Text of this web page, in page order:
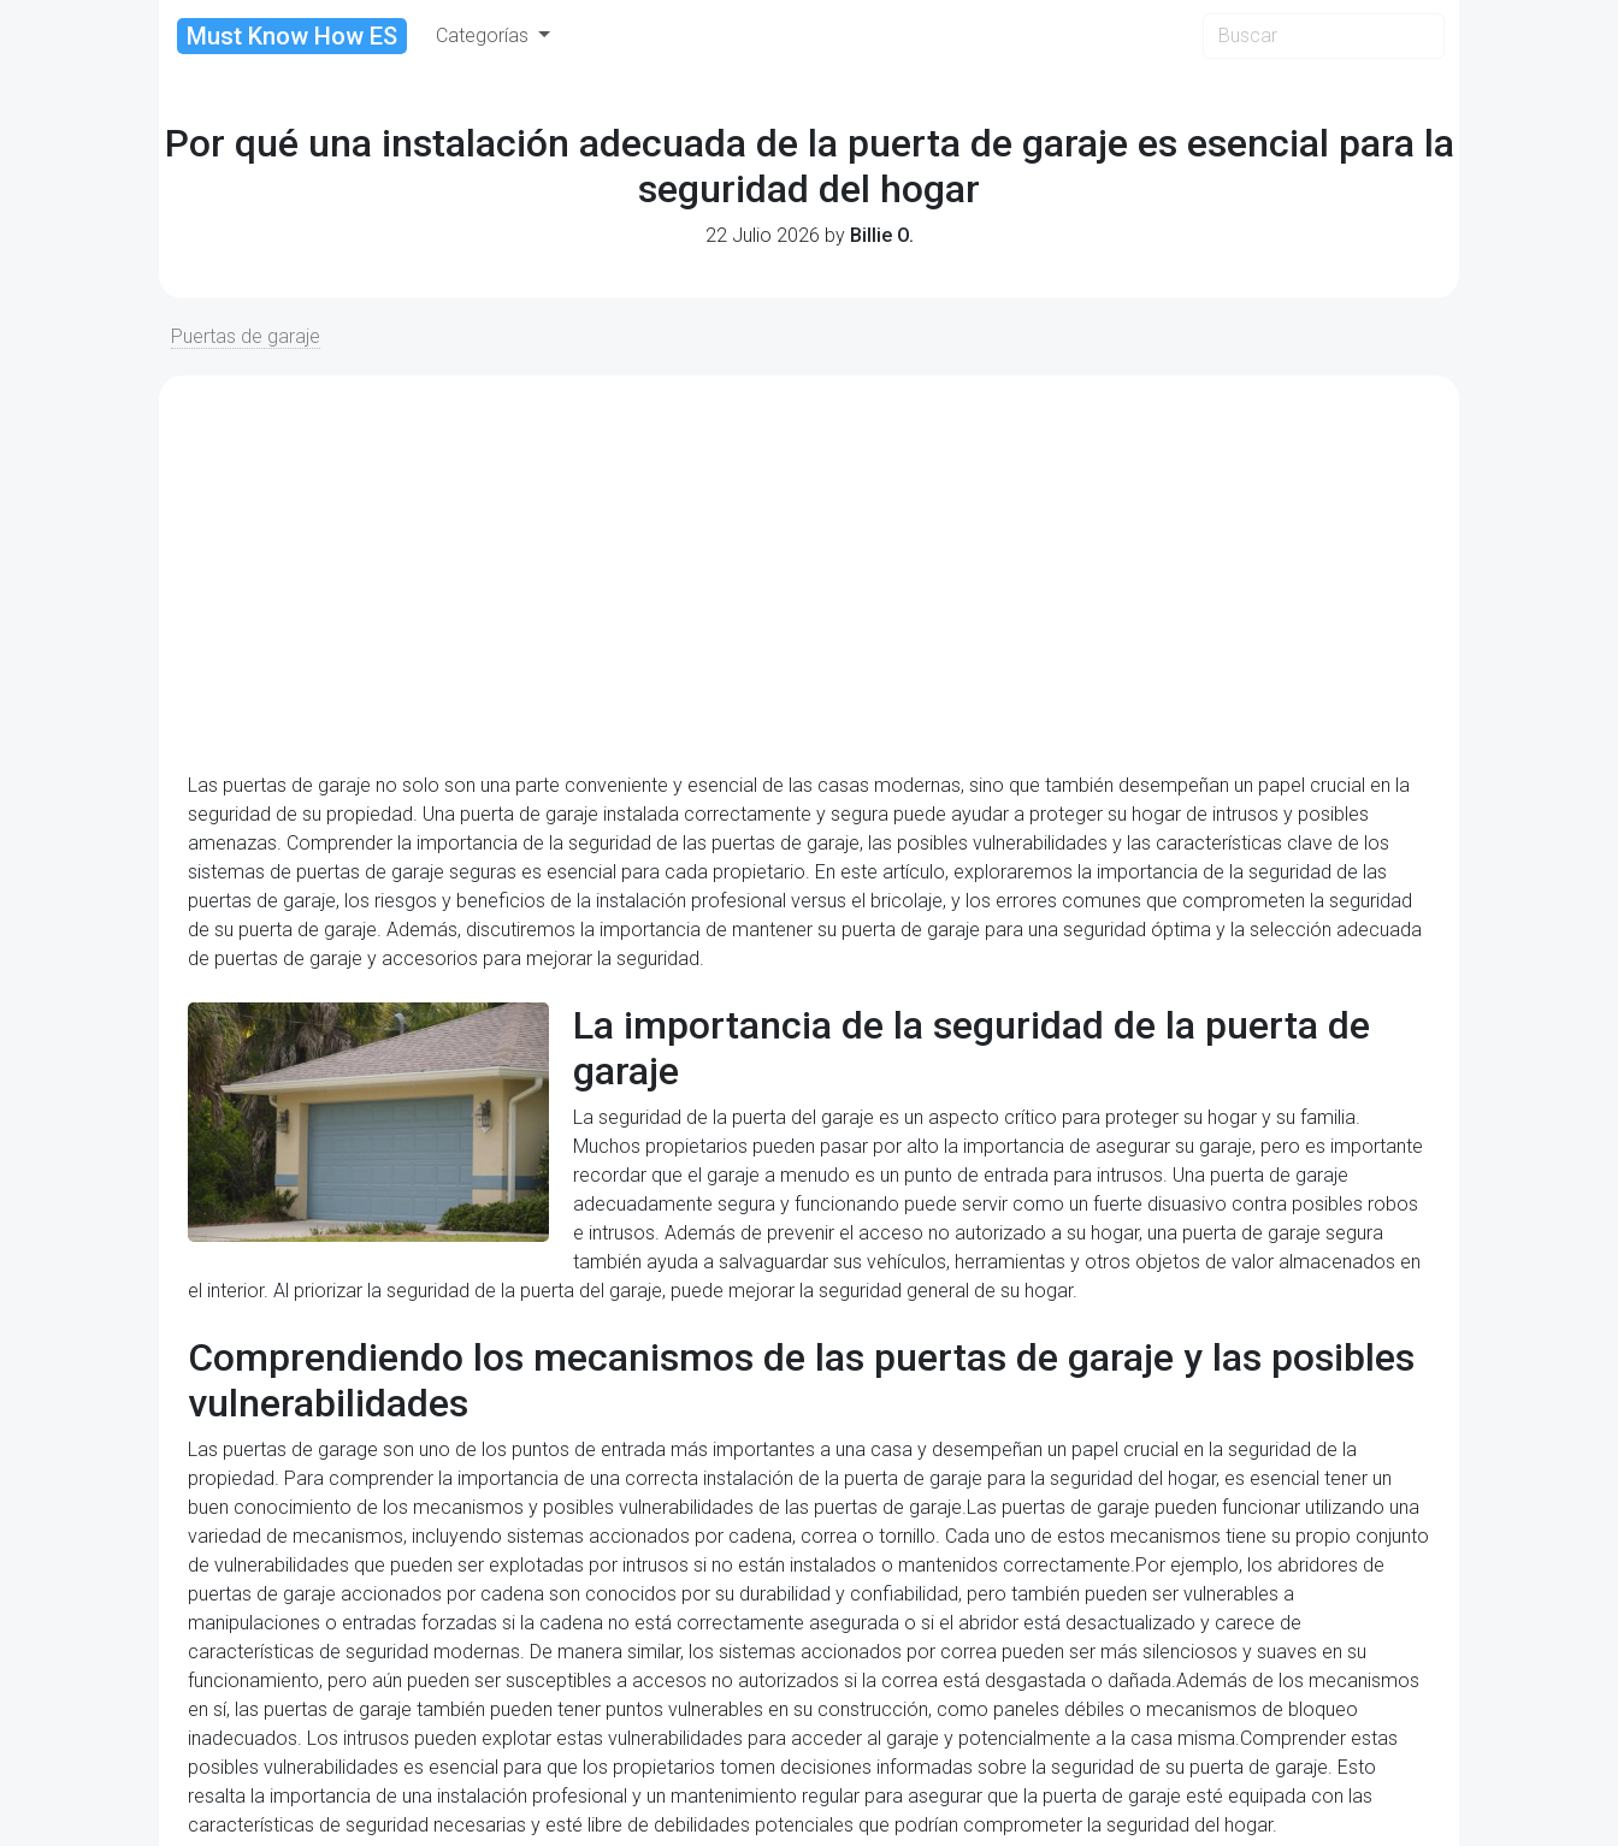
Must Know How ES Categorías
Por qué una instalación adecuada de la puerta de garaje es esencial para la
seguridad del hogar
22 Julio 2026 by Billie O.
Puertas de garaje
Las puertas de garaje no solo son una parte conveniente y esencial de las casas modernas, sino que también desempeñan un papel crucial en la
seguridad de su propiedad. Una puerta de garaje instalada correctamente y segura puede ayudar a proteger su hogar de intrusos y posibles
amenazas. Comprender la importancia de la seguridad de las puertas de garaje, las posibles vulnerabilidades y las características clave de los
sistemas de puertas de garaje seguras es esencial para cada propietario. En este artículo, exploraremos la importancia de la seguridad de las
puertas de garaje, los riesgos y beneficios de la instalación profesional versus el bricolaje, y los errores comunes que comprometen la seguridad
de su puerta de garaje. Además, discutiremos la importancia de mantener su puerta de garaje para una seguridad óptima y la selección adecuada
de puertas de garaje y accesorios para mejorar la seguridad.
La importancia de la seguridad de la puerta de
garaje
La seguridad de la puerta del garaje es un aspecto crítico para proteger su hogar y su familia.
Muchos propietarios pueden pasar por alto la importancia de asegurar su garaje, pero es importante
recordar que el garaje a menudo es un punto de entrada para intrusos. Una puerta de garaje
adecuadamente segura y funcionando puede servir como un fuerte disuasivo contra posibles robos
e intrusos. Además de prevenir el acceso no autorizado a su hogar, una puerta de garaje segura
también ayuda a salvaguardar sus vehículos, herramientas y otros objetos de valor almacenados en
el interior. Al priorizar la seguridad de la puerta del garaje, puede mejorar la seguridad general de su hogar.
Comprendiendo los mecanismos de las puertas de garaje y las posibles
vulnerabilidades
Las puertas de garage son uno de los puntos de entrada más importantes a una casa y desempeñan un papel crucial en la seguridad de la
propiedad. Para comprender la importancia de una correcta instalación de la puerta de garaje para la seguridad del hogar, es esencial tener un
buen conocimiento de los mecanismos y posibles vulnerabilidades de las puertas de garaje.Las puertas de garaje pueden funcionar utilizando una
variedad de mecanismos, incluyendo sistemas accionados por cadena, correa o tornillo. Cada uno de estos mecanismos tiene su propio conjunto
de vulnerabilidades que pueden ser explotadas por intrusos si no están instalados o mantenidos correctamente.Por ejemplo, los abridores de
puertas de garaje accionados por cadena son conocidos por su durabilidad y confiabilidad, pero también pueden ser vulnerables a
manipulaciones o entradas forzadas si la cadena no está correctamente asegurada o si el abridor está desactualizado y carece de
características de seguridad modernas. De manera similar, los sistemas accionados por correa pueden ser más silenciosos y suaves en su
funcionamiento, pero aún pueden ser susceptibles a accesos no autorizados si la correa está desgastada o dañada.Además de los mecanismos
en sí, las puertas de garaje también pueden tener puntos vulnerables en su construcción, como paneles débiles o mecanismos de bloqueo
inadecuados. Los intrusos pueden explotar estas vulnerabilidades para acceder al garaje y potencialmente a la casa misma.Comprender estas
posibles vulnerabilidades es esencial para que los propietarios tomen decisiones informadas sobre la seguridad de su puerta de garaje. Esto
resalta la importancia de una instalación profesional y un mantenimiento regular para asegurar que la puerta de garaje esté equipada con las
características de seguridad necesarias y esté libre de debilidades potenciales que podrían comprometer la seguridad del hogar.